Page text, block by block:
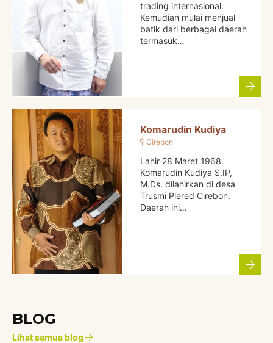
trading internasional.
Kemudian mulai menjual
batik dari berbagai daerah
termasuk…
Komarudin Kudiya
Cirebon
Lahir 28 Maret 1968.
Komarudin Kudiya S.IP,
M.Ds. dilahirkan di desa
Trusmi Plered Cirebon.
Daerah ini…
BLOG
Lihat semua blog